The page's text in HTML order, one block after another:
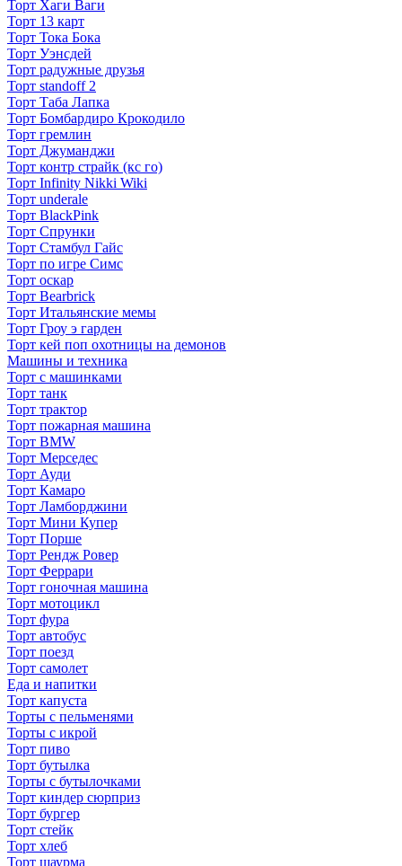
Торт Хаги Ваги
Торт 13 карт
Торт Тока Бока
Торт Уэнсдей
Торт радужные друзья
Торт standoff 2
Торт Таба Лапка
Торт Бомбардиро Крокодило
Торт гремлин
Торт Джуманджи
Торт контр страйк (кс го)
Торт Infinity Nikki Wiki
Торт underale
Торт BlackPink
Торт Спрунки
Торт Стамбул Гайс
Торт по игре Симс
Торт оскар
Торт Bearbrick
Торт Итальянские мемы
Торт Гроу э гарден
Торт кей поп охотницы на демонов
Машины и техника
Торт с машинками
Торт танк
Торт трактор
Торт пожарная машина
Торт BMW
Торт Мерседес
Торт Ауди
Торт Камаро
Торт Ламборджини
Торт Мини Купер
Торт Порше
Торт Рендж Ровер
Торт Феррари
Торт гоночная машина
Торт мотоцикл
Торт фура
Торт автобус
Торт поезд
Торт самолет
Еда и напитки
Торт капуста
Торты с пельменями
Торты с икрой
Торт пиво
Торт бутылка
Торты с бутылочками
Торт киндер сюрприз
Торт бургер
Торт стейк
Торт хлеб
Торт шаурма